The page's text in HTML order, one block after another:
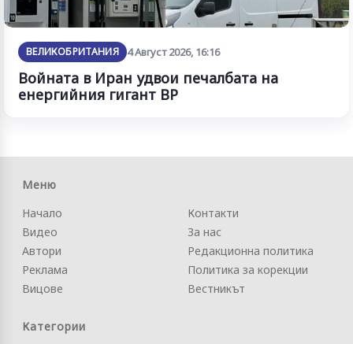
ВЕЛИКОБРИТАНИЯ 4 Август 2026, 16:16
Войната в Иран удвои печалбата на
енергийния гигант BP
Меню
Начало
Видео
Автори
Реклама
Вицове
Контакти
За нас
Редакционна политика
Политика за корекции
Вестникът
Категории